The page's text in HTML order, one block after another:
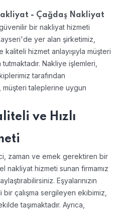
- Çağdaş Nakliyat
bir nakliyat hizmeti
yer alan şirketimiz,
kaliteli hizmet anlayışıyla müşteri
Nakliye işlemleri,
tarafından
taleplerine uygun
ve Hızlı
zaman ve emek gerektiren bir
nakliyat hizmeti sunan firmamız
Eşyalarınızın
bir çalışma sergileyen ekibimiz,
taşımaktadır. Ayrıca,